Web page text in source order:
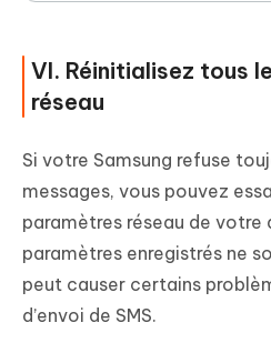
VI. Réinitialisez tous
réseau
Si votre Samsung refuse
messages, vous pouvez
paramètres réseau de votre
paramètres enregistrés ne
peut causer certains
d’envoi de SMS.